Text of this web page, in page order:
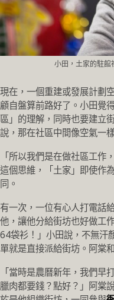
小田，土家的駐
現在，一個重建或發展計劃
顧自盤算前路好了。小田覺
區」的理解，同時也要建立
說，那在社區中間像空氣一
「所以我們是在做社區工
這個思維，「土家」即使作
同。
有一次，一位有心人打電話
他，讓他分給街坊也好做工
64袋衫！」小田說，不無汗
單就是直接派給街坊。阿棠
「當時是農曆新年，我們早
臘肉都要錢？點好？」阿棠